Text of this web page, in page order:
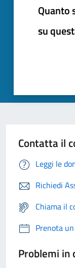
Quanto
su
Contatta il
Leggi le
Richiedi
Chiama il
Prenota
Problemi in